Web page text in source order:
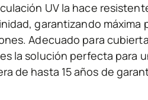
UV la hace
garantizando
Adecuado para
la solución perfecta para
de hasta 15 años de